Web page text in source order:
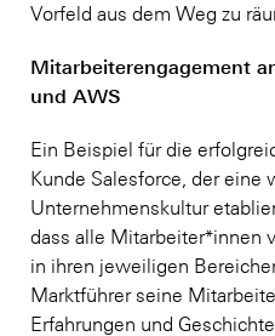
Vorfeld aus dem Weg zu
Mitarbeiterengagement
und AWS
Ein Beispiel für die
Kunde Salesforce, der eine
Unternehmenskultur
dass alle Mitarbeiter*innen
in ihren jeweiligen
Marktführer seine
Erfahrungen und